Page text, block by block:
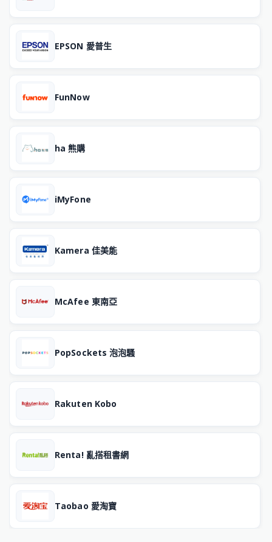
EPSON 愛普生
FunNow
ha 熊購
iMyFone
Kamera 佳美能
McAfee 東南亞
PopSockets 泡泡騷
Rakuten Kobo
Renta! 亂搭租書網
Taobao 愛淘寶